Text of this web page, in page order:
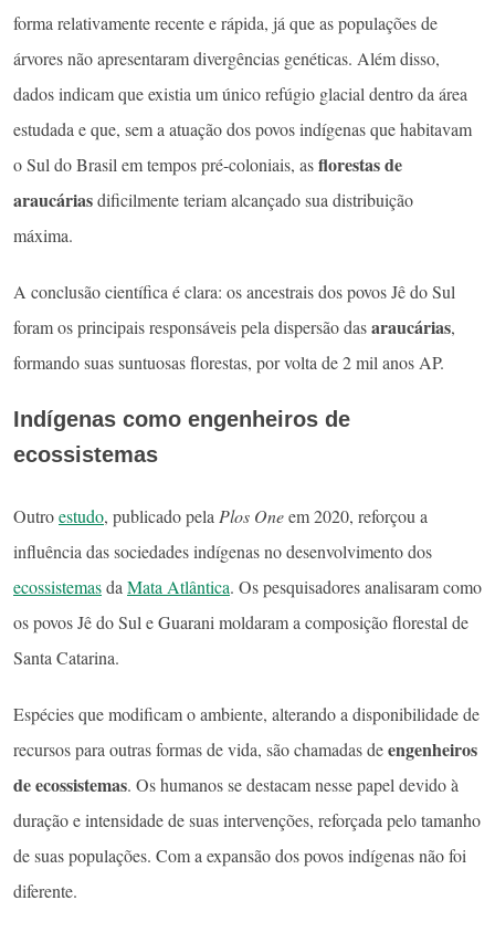
forma relativamente recente e rápida, já que as populações de
árvores não apresentaram divergências genéticas. Além disso,
dados indicam que existia um único refúgio glacial dentro da área
estudada e que, sem a atuação dos povos indígenas que habitavam
o Sul do Brasil em tempos pré-coloniais, asflorestas de
araucáriasdificilmente teriam alcançado sua distribuição
máxima.
A conclusão científica é clara: os ancestrais dos povos Jê do Sul
foram os principais responsáveis pela dispersão dasaraucárias,
formando suas suntuosas florestas, por volta de 2 mil anos AP.
Indígenas como engenheiros de
ecossistemas
Outroestudo, publicado pelaPlos Oneem 2020, reforçou a
influência das sociedades indígenas no desenvolvimento dos
ecossistemasdaMata Atlântica. Os pesquisadores analisaram como
os povos Jê do Sul e Guarani moldaram a composição florestal de
Santa Catarina.
Espécies que modificam o ambiente, alterando a disponibilidade de
recursos para outras formas de vida, são chamadas deengenheiros
de ecossistemas. Os humanos se destacam nesse papel devido à
duração e intensidade de suas intervenções, reforçada pelo tamanho
de suas populações. Com a expansão dos povos indígenas não foi
diferente.